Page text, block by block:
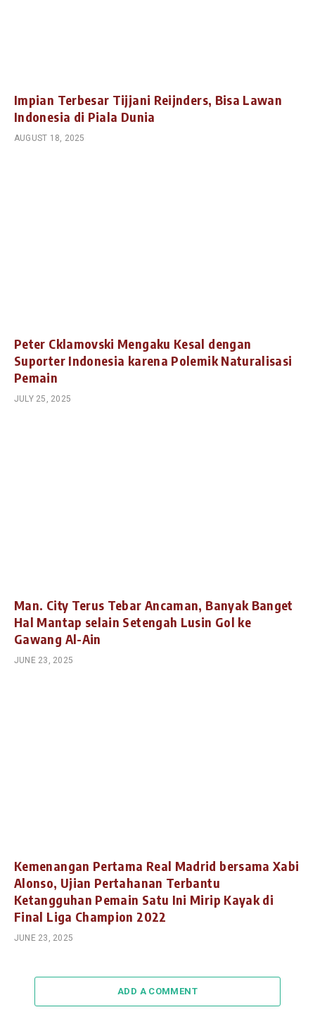
Impian Terbesar Tijjani Reijnders, Bisa Lawan
Indonesia di Piala Dunia
AUGUST 18, 2025
Peter Cklamovski Mengaku Kesal dengan
Suporter Indonesia karena Polemik Naturalisasi
Pemain
JULY 25, 2025
Man. City Terus Tebar Ancaman, Banyak Banget
Hal Mantap selain Setengah Lusin Gol ke
Gawang Al-Ain
JUNE 23, 2025
Kemenangan Pertama Real Madrid bersama Xabi
Alonso, Ujian Pertahanan Terbantu
Ketangguhan Pemain Satu Ini Mirip Kayak di
Final Liga Champion 2022
JUNE 23, 2025
ADD A COMMENT